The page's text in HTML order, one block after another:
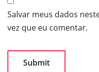
Salvar meus dados
vez que eu comentar.